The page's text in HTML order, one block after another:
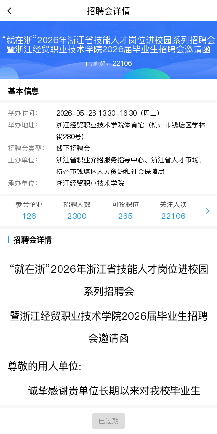
招聘会详情
“就在浙”2026年浙江省技能人才岗位进校园系列招聘会
暨浙江经贸职业技术学院2026届毕业生招聘会邀请函
已浏览：22106
基本信息
举办时间：
2026-05-26 13:30-16:30（周二）
举办地址：
浙江经贸职业技术学院体育馆（杭州市钱塘区学林
街280号）
招聘会类型：
线下招聘会
主办单位：
浙江省职业介绍服务指导中心、浙江省人才市场、
杭州市钱塘区人力资源和社会保障局
承办单位：
浙江经贸职业技术学院
参会企业
126
招聘人数
2300
可投职位
265
关注人次
22106
招聘会详情
“就在浙”2026年浙江省技能人才岗位进校园
系列招聘会
暨浙江经贸职业技术学院2026届毕业生招聘
会邀请函
尊敬的用人单位:
诚挚感谢贵单位长期以来对我校毕业生
就业创业工作的关心、支持与帮助！
已过期